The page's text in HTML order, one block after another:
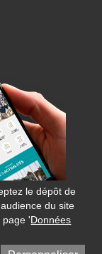
le dépôt de
du site
page 'Données